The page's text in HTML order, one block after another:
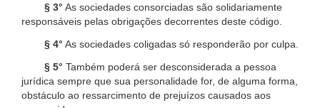
§ 3° As sociedades consorciadas são solidariamente
responsáveis pelas obrigações decorrentes deste código.
§ 4° As sociedades coligadas só responderão por culpa.
§ 5° Também poderá ser desconsiderada a pessoa
jurídica sempre que sua personalidade for, de alguma forma,
obstáculo ao ressarcimento de prejuízos causados aos